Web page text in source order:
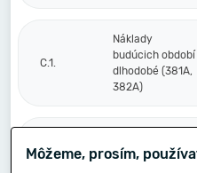
C.1.
Náklady
budúcich období
dlhodobé (381A,
382A)
2.
budúcich období
Môžeme, prosím,